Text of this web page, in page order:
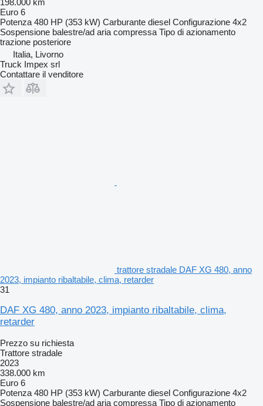
Euro 6
Potenza 480 HP (353 kW) Carburante diesel Configurazione 4x2
Sospensione balestre/ad aria compressa Tipo di azionamento
trazione posteriore
Italia, Livorno
Truck Impex srl
Contattare il venditore
trattore stradale DAF XG 480, anno
2023, impianto ribaltabile, clima, retarder
31
DAF XG 480, anno 2023, impianto ribaltabile, clima,
retarder
Prezzo su richiesta
Trattore stradale
2023
338.000 km
Euro 6
Potenza 480 HP (353 kW) Carburante diesel Configurazione 4x2
Sospensione balestre/ad aria compressa Tipo di azionamento